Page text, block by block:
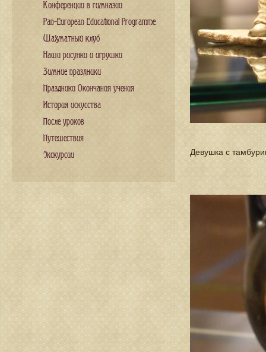
Девушка с
Конференции в гимназии
Pan-European Educational Programme
Шахматный клуб
Наши рисунки и игрушки
Зимние праздники
Праздники Окончания учения
История искусства
После уроков
Путешествия
Экскурсии